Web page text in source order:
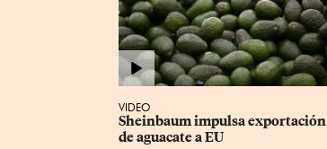
VIDEO
Sheinbaum impulsa exportación
de aguacate a EU